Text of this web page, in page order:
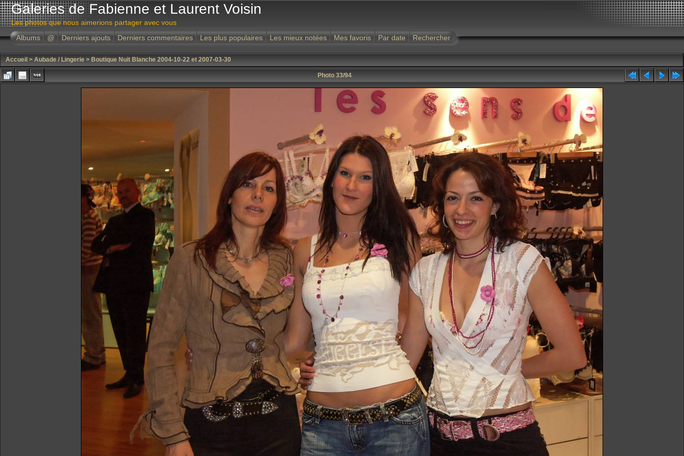
Galeries de Fabienne et Laurent Voisin
Les photos que nous aimerions partager avec vous
Albums
@ Derniers ajouts Derniers commentaires Les plus populaires Les mieux notées Mes favoris Par date Rechercher
Accueil > Aubade / Lingerie > Boutique Nuit Blanche 2004-10-22 et 2007-03-30
Photo 33/94